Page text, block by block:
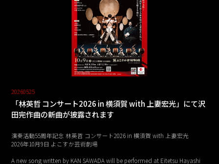
20260525
「林英哲 コンサート2026 in 横須賀 with 上妻宏光」にて沢
田完作曲の新曲が披露されます
演奏活動55周年記念 林英哲 コンサート2026 in 横須賀 with 上妻宏光
2026年10月9日 よこすか芸術劇場
A new song written by KAN SAWADA will be performed at Eitetsu Hayashi